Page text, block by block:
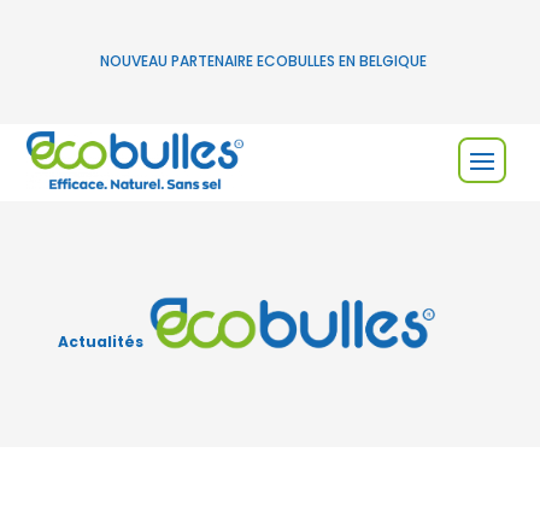
NOUVEAU PARTENAIRE ECOBULLES EN BELGIQUE
Actualités